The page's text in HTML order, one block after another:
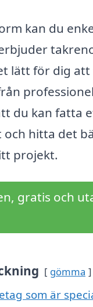
kan du
lätt för dig att
du kan fatta
hitta det
projekt.
gratis och
gömma
som är